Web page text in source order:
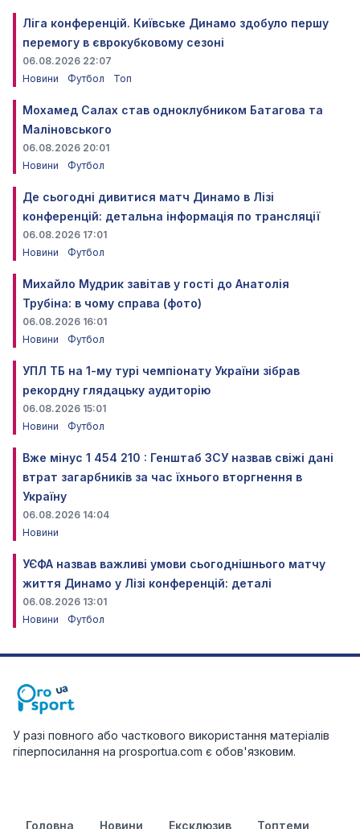
Ліга конференцій. Київське Динамо здобуло першу
перемогу в єврокубковому сезоні
06.08.2026 22:07
Новини
Футбол Топ
Мохамед Салах став одноклубником Батагова та
Маліновського
06.08.2026 20:01
Новини
Футбол
Де сьогодні дивитися матч Динамо в Лізі
конференцій: детальна інформація по трансляції
06.08.2026 17:01
Новини
Футбол
Михайло Мудрик завітав у гості до Анатолія
Трубіна: в чому справа (фото)
06.08.2026 16:01
Новини
Футбол
УПЛ ТБ на 1-му турі чемпіонату України зібрав
рекордну глядацьку аудиторію
06.08.2026 15:01
Новини
Футбол
Вже мінус 1 454 210 : Генштаб ЗСУ назвав свіжі дані
втрат загарбників за час їхнього вторгнення в
Україну
06.08.2026 14:04
Новини
УЄФА назвав важливі умови сьогоднішнього матчу
життя Динамо у Лізі конференцій: деталі
06.08.2026 13:01
Новини
Футбол
У разі повного або часткового використання матеріалів
гіперпосилання на prosportua.com є обов'язковим.
Головна Новини Ексклюзив Топтеми